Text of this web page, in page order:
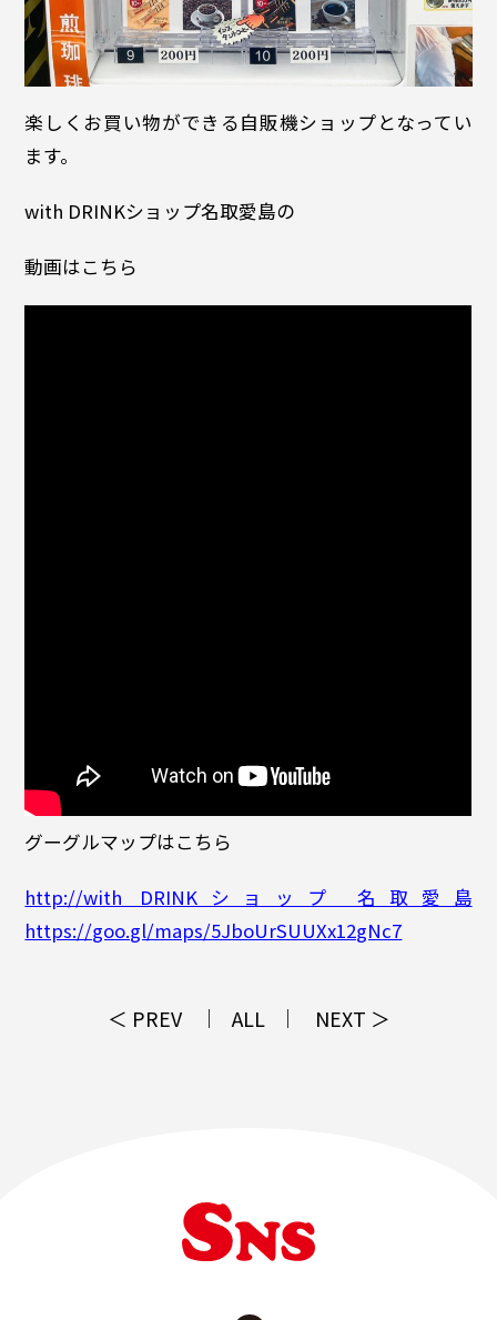
楽しくお買い物ができる自販機ショップとなってい
ます。
with DRINKショップ名取愛島の
動画はこちら
グーグルマップはこちら
http://with DRINKショップ 名取愛島
https://goo.gl/maps/5JboUrSUUXx12gNc7
＜ PREV ALL NEXT ＞